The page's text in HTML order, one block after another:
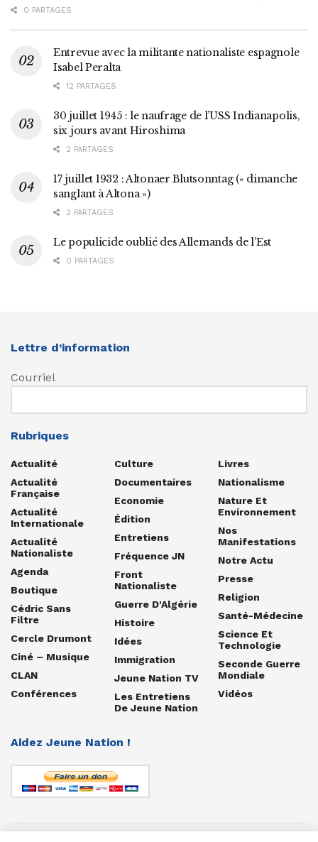
0 PARTAGES
Entrevue avec la militante nationaliste espagnole
Isabel Peralta
12 PARTAGES
30 juillet 1945 : le naufrage de l’USS Indianapolis,
six jours avant Hiroshima
2 PARTAGES
17 juillet 1932 : Altonaer Blutsonntag (« dimanche
sanglant à Altona »)
2 PARTAGES
Le populicide oublié des Allemands de l’Est
0 PARTAGES
Lettre d’information
Courriel
Rubriques
Actualité
Actualité
Française
Actualité
Internationale
Actualité
Nationaliste
Agenda
Boutique
Cédric Sans
Filtre
Cercle Drumont
Ciné – Musique
CLAN
Conférences
Culture
Documentaires
Economie
Édition
Entretiens
Fréquence JN
Front
Nationaliste
Guerre D'Algérie
Histoire
Idées
Immigration
Jeune Nation TV
Les Entretiens
De Jeune Nation
Livres
Nationalisme
Nature Et
Environnement
Nos
Manifestations
Notre Actu
Presse
Religion
Santé-Médecine
Science Et
Technologie
Seconde Guerre
Mondiale
Vidéos
Aidez Jeune Nation !